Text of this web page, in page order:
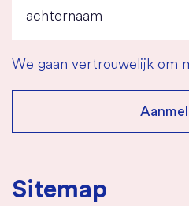
We gaan vertrouwelijk om
Sitemap